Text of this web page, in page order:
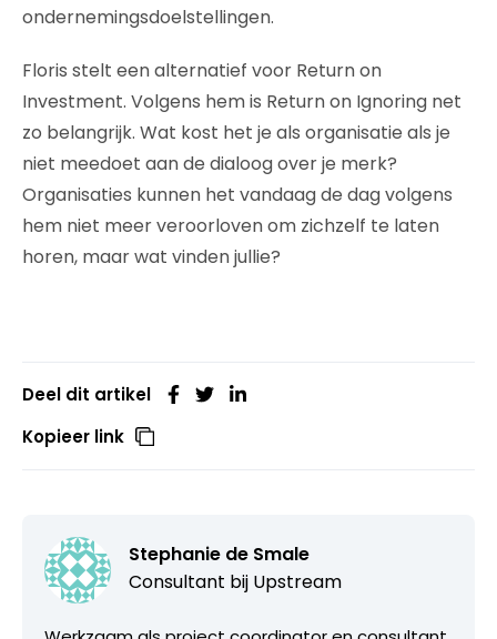
ondernemingsdoelstellingen.
Floris stelt een alternatief voor Return on
Investment. Volgens hem is Return on Ignoring net
zo belangrijk. Wat kost het je als organisatie als je
niet meedoet aan de dialoog over je merk?
Organisaties kunnen het vandaag de dag volgens
hem niet meer veroorloven om zichzelf te laten
horen, maar wat vinden jullie?
Deel dit artikel
Kopieer link
Stephanie de Smale
Consultant bij Upstream